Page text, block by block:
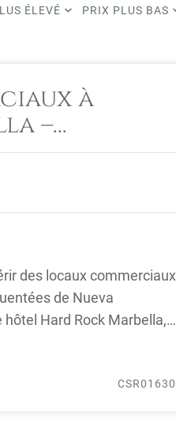
ÉLEVÉ PRIX PLUS BAS
à
–
Premier
Hard
des locaux commerciaux
de Nueva
Hard Rock Marbella,
CSR01630